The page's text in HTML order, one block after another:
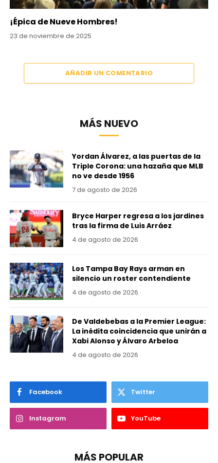
¡Épica de Nueve Hombres!
23 de noviembre de 2025
AÑADIR UN COMENTARIO
MÁS NUEVO
Yordan Álvarez, a las puertas de la
Triple Corona: una hazaña que MLB
no ve desde 1956
7 de agosto de 2026
Bryce Harper regresa a los jardines
tras la firma de Luis Arráez
4 de agosto de 2026
Los Tampa Bay Rays arman en
silencio un roster contendiente
4 de agosto de 2026
De Valdebebas a la Premier League:
La inédita coincidencia que unirán a
Xabi Alonso y Álvaro Arbeloa
4 de agosto de 2026
Facebook Twitter
Instagram YouTube
MÁS POPULAR